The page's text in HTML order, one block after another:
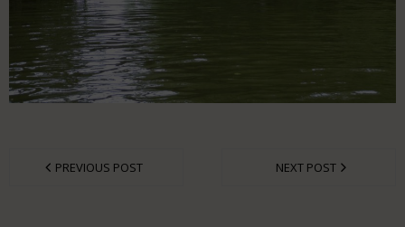
PREVIOUS POST NEXT POST